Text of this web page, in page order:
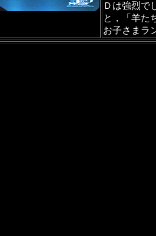
Ｄは強烈で
と，「羊た
お子さまラ